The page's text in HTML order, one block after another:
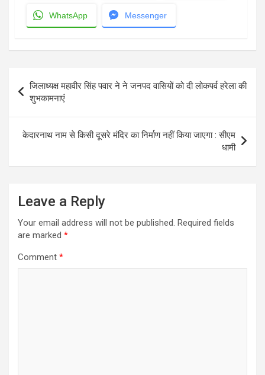
WhatsApp Messenger
navigation
जिलाध्यक्ष महावीर सिंह पवार ने ने जनपद वासियों को दी लोकपर्व हरेला की
शुभकामनाएं
केदारनाथ नाम से किसी दूसरे मंदिर का निर्माण नहीं किया जाएगा : सीएम
धामी
Leave a Reply
Your email address will not be published. Required fields
are marked *
Comment *